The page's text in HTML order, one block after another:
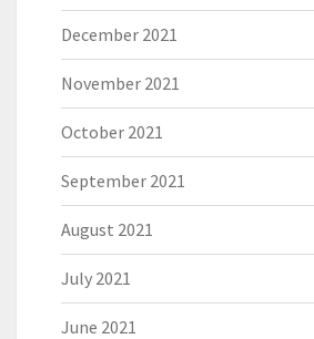
December 2021
November 2021
October 2021
September 2021
August 2021
July 2021
June 2021